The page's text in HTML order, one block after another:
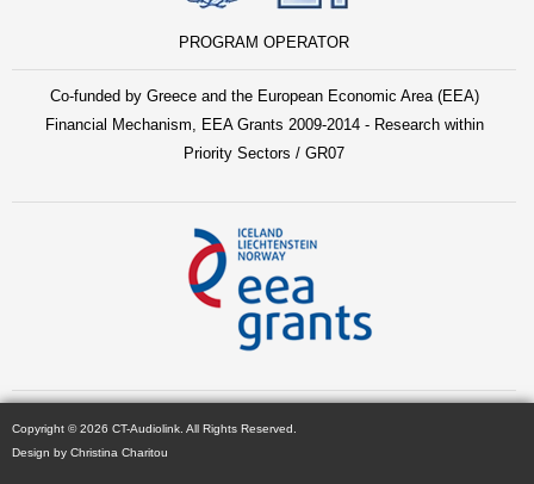
PROGRAM OPERATOR
Co-funded by Greece and the European Economic Area (EEA)
Financial Mechanism, EEA Grants 2009-2014 - Research within
Priority Sectors / GR07
Copyright © 2026 CT-Audiolink. All Rights Reserved.
Design by Christina Charitou